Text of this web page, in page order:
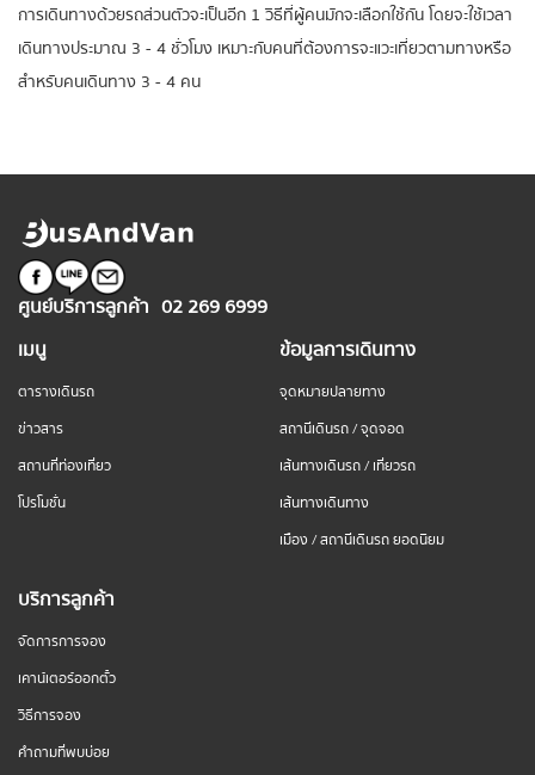
การเดินทางด้วยรถส่วนตัวจะเป็นอีก 1 วิธีที่ผู้คนมักจะเลือกใช้กัน โดยจะใช้เวลา
เดินทางประมาณ 3 - 4 ชั่วโมง เหมาะกับคนที่ต้องการจะแวะเที่ยวตามทางหรือ
สำหรับคนเดินทาง 3 - 4 คน
ศูนย์บริการลูกค้า 02 269 6999
เมนู
ตารางเดินรถ
ข่าวสาร
สถานที่ท่องเที่ยว
โปรโมชั่น
ข้อมูลการเดินทาง
จุดหมายปลายทาง
สถานีเดินรถ / จุดจอด
เส้นทางเดินรถ / เที่ยวรถ
เส้นทางเดินทาง
เมือง / สถานีเดินรถ ยอดนิยม
บริการลูกค้า
จัดการการจอง
เคาน์เตอร์ออกตั๋ว
วิธีการจอง
คำถามที่พบบ่อย